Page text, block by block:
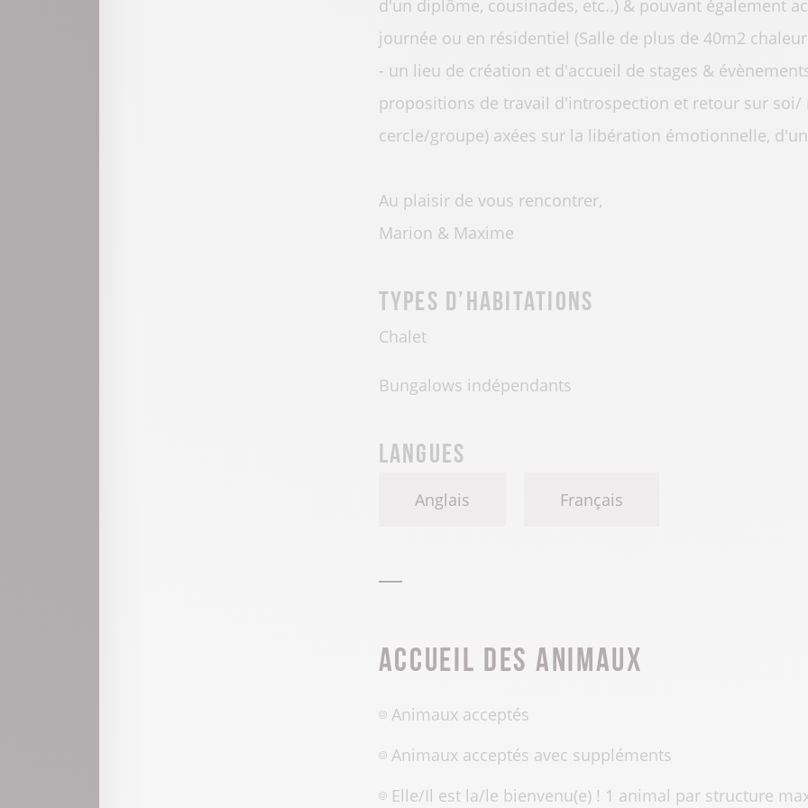
d'un diplôme, cousinades, etc..) & pouvant également
journée ou en résidentiel (Salle de plus de 40m2
- un lieu de création et d'accueil de stages &
propositions de travail d'introspection et retour sur
cercle/groupe) axées sur la libération émotionnelle,
Au plaisir de vous rencontrer,
Marion & Maxime
Types d’habitations
Chalet
Bungalows indépendants
Langues
Anglais Français
Accueil des animaux
Animaux acceptés
Animaux acceptés avec suppléments
Elle/Il est la/le bienvenu(e) ! 1 animal par structure